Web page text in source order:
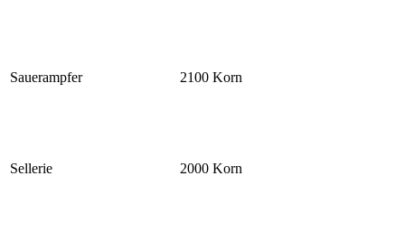
Sauerampfer 2100 Korn
Sellerie 2000 Korn